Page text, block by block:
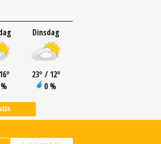
°
Dinsdag
23° / 12°
0 %